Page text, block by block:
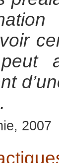
2007